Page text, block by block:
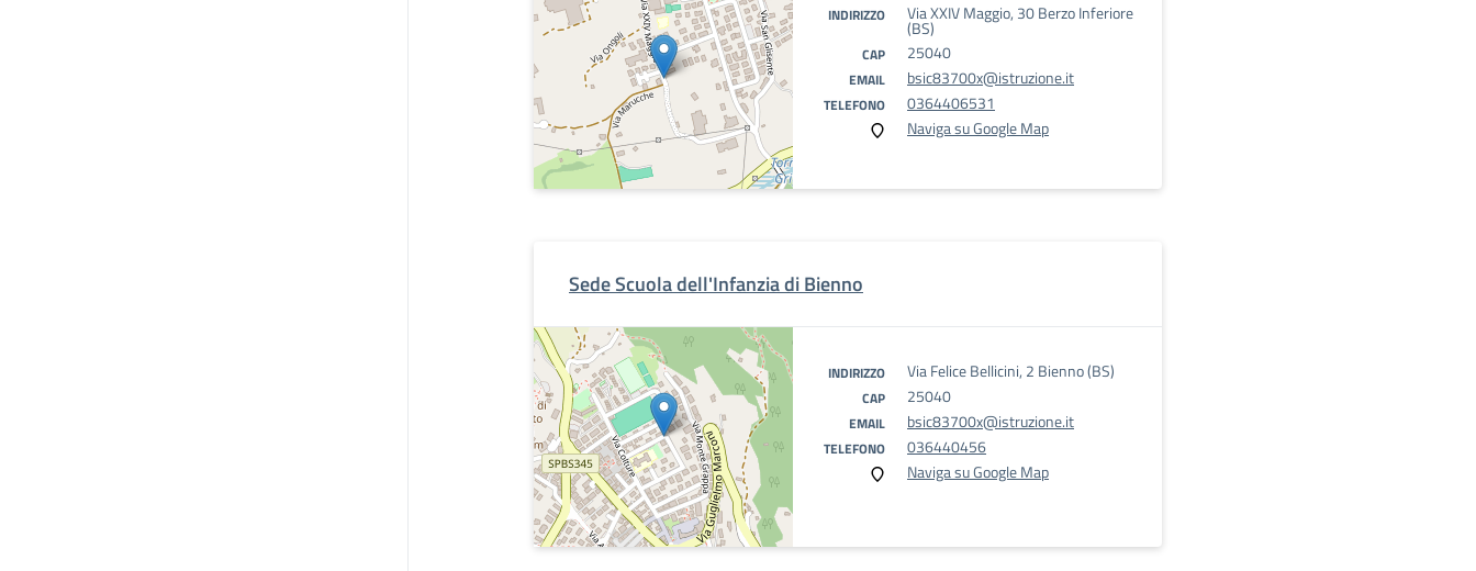
INDIRIZZO Via XXIV Maggio, 30 Berzo Inferiore
(BS)
CAP 25040
EMAIL bsic83700x@istruzione.it
TELEFONO
0364406531
Naviga su Google Map
Sede Scuola dell'Infanzia di Bienno
INDIRIZZO Via Felice Bellicini, 2 Bienno (BS)
CAP 25040
EMAIL bsic83700x@istruzione.it
TELEFONO
036440456
Naviga su Google Map